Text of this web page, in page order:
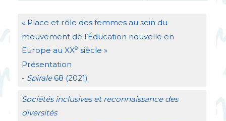
« Place et rôle des femmes au sein du
mouvement de l’Éducation nouvelle en
Europe au XXe siècle »
Présentation
- Spirale68 (2021)
Sociétés inclusives et reconnaissance des
diversités